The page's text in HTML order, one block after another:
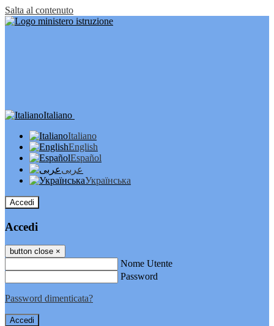
Salta al contenuto
Italiano
Italiano
English
Español
عربى
Українська
Accedi
Accedi
button close ×
Nome Utente
Password
Password dimenticata?